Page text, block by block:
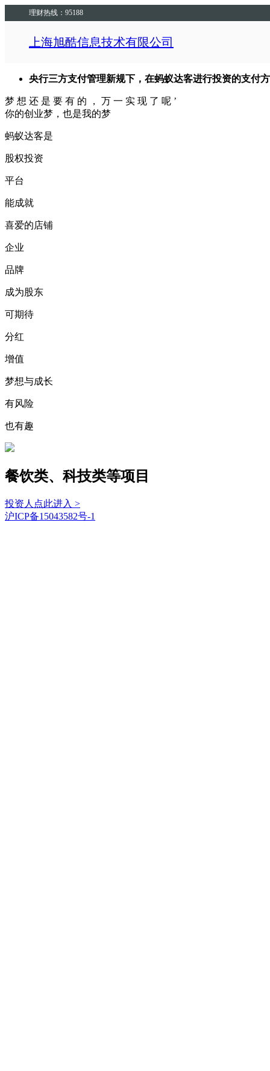
理财热线：95188
上海旭酷信息技术有限公司
央行三方支付管理新规下，在蚂蚁达客进行投资的支付
梦 想 还 是 要 有 的 ， 万 一 实 现 了 呢 ’
你的创业梦，也是我的梦
蚂蚁达客是
股权投资
平台
能成就
喜爱的店铺
企业
品牌
成为股东
可期待
分红
增值
梦想与成长
有风险
也有趣
餐饮类、科技类等项目
投资人点此进入 >
沪ICP备15043582号-1